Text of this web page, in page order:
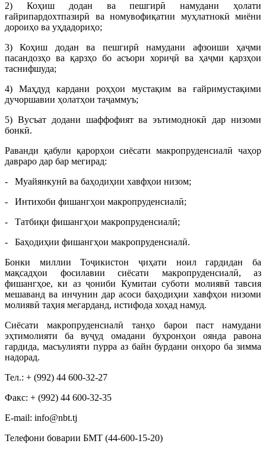
2) Коҳиш додан ва пешгирӣ намудани ҳолати
ғайрипардохтпазирӣ ва номувофиқатии муҳлатнокӣ миёни
дороиҳо ва уҳдадориҳо;
3) Коҳиш додан ва пешгирӣ намудани афзоиши ҳаҷми
пасандозҳо ва қарзҳо бо асъори хориҷӣ ва ҳаҷми қарзҳои
таснифшуда;
4) Маҳдуд кардани роҳҳои мустақим ва ғайримустақими
дучоршавии ҳолатҳои таҷаммуъ;
5) Вусъат додани шаффофият ва эътимоднокӣ дар низоми
бонкӣ.
Раванди қабули қарорҳои сиёсати макропруденсиалӣ чаҳор
давраро дар бар мегирад:
- Муайянкунӣ ва баҳодиҳии хавфҳои низом;
- Интихоби фишангҳои макропруденсиалӣ;
- Татбиқи фишангҳои макропруденсиалӣ;
- Баҳодиҳии фишангҳои макропруденсиалӣ.
Бонки миллии Тоҷикистон ҷиҳати ноил гардидан ба
мақсадҳои фосилавии сиёсати макропруденсиалӣ, аз
фишангҳое, ки аз ҷониби Кумитаи суботи молиявӣ тавсия
мешаванд ва инчунин дар асоси баҳодиҳии хавфҳои низоми
молиявӣ таҳия мегарданд, истифода хоҳад намуд.
Сиёсати макропруденсиалӣ танҳо барои паст намудани
эҳтимолияти ба вуҷуд омадани буҳронҳои оянда равона
гардида, масъулияти пурра аз байн бурдани онҳоро ба зимма
надорад.
Тел.: + (992) 44 600-32-27
Факс: + (992) 44 600-32-35
Е-mail: info@nbt.tj
Телефони боварии БМТ (44-600-15-20)